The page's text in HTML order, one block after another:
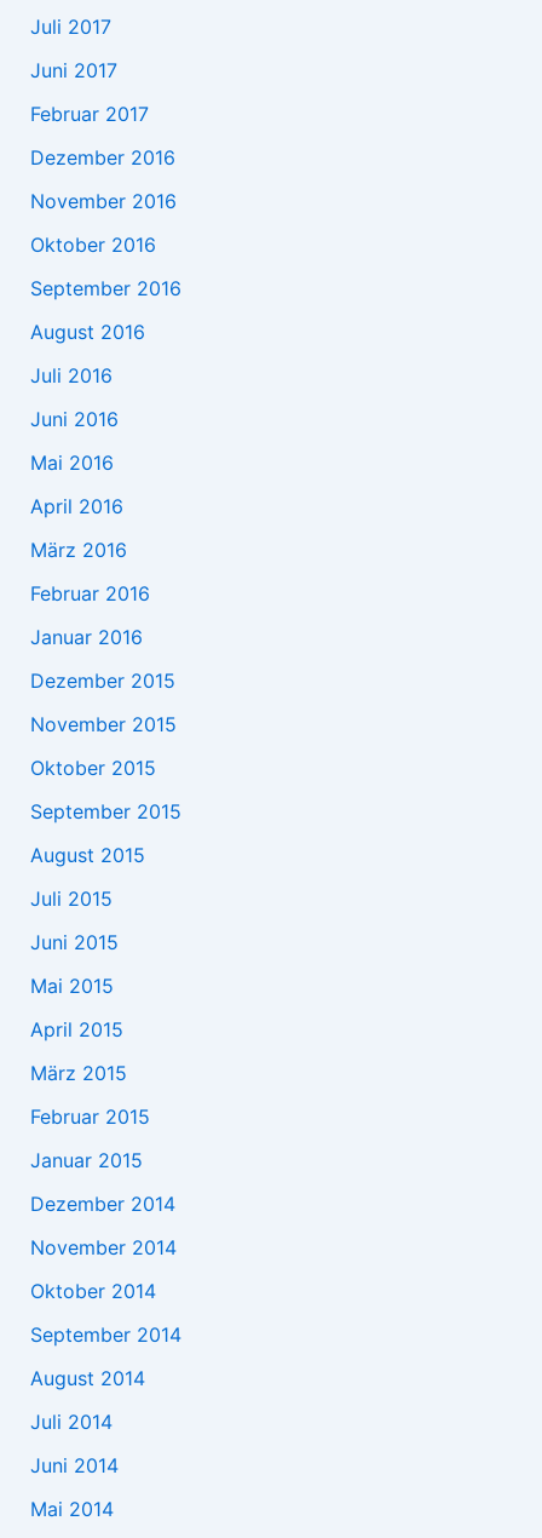
Juli 2017
Juni 2017
Februar 2017
Dezember 2016
November 2016
Oktober 2016
September 2016
August 2016
Juli 2016
Juni 2016
Mai 2016
April 2016
März 2016
Februar 2016
Januar 2016
Dezember 2015
November 2015
Oktober 2015
September 2015
August 2015
Juli 2015
Juni 2015
Mai 2015
April 2015
März 2015
Februar 2015
Januar 2015
Dezember 2014
November 2014
Oktober 2014
September 2014
August 2014
Juli 2014
Juni 2014
Mai 2014